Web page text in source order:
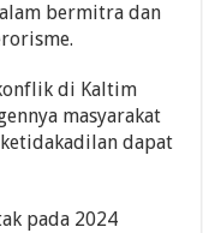
bermitra dan
di Kaltim
masyarakat
dapat
pada 2024